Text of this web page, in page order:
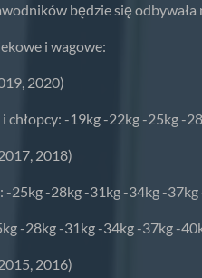
będzie się
i wagowe:
2020)
chłopcy: -19kg -22kg -25kg -
2018)
-25kg -28kg -31kg -34kg -
-28kg -31kg -34kg -37kg -
2016)